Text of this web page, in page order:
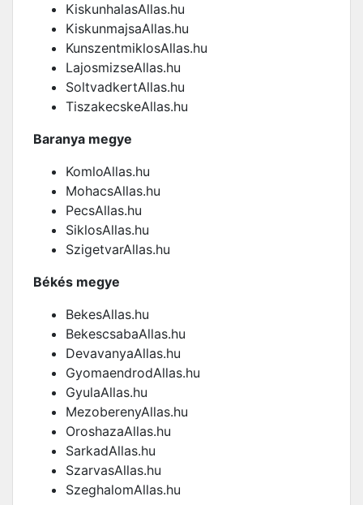
KiskunhalasAllas.hu
KiskunmajsaAllas.hu
KunszentmiklosAllas.hu
LajosmizseAllas.hu
SoltvadkertAllas.hu
TiszakecskeAllas.hu
Baranya megye
KomloAllas.hu
MohacsAllas.hu
PecsAllas.hu
SiklosAllas.hu
SzigetvarAllas.hu
Békés megye
BekesAllas.hu
BekescsabaAllas.hu
DevavanyaAllas.hu
GyomaendrodAllas.hu
GyulaAllas.hu
MezoberenyAllas.hu
OroshazaAllas.hu
SarkadAllas.hu
SzarvasAllas.hu
SzeghalomAllas.hu